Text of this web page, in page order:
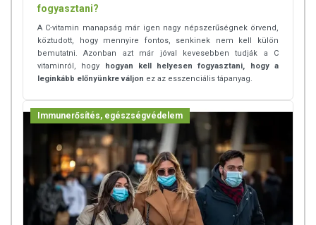
fogyasztani?
A C-vitamin manapság már igen nagy népszerűségnek örvend,
köztudott, hogy mennyire fontos, senkinek nem kell külön
bemutatni. Azonban azt már jóval kevesebben tudják a C
vitaminról, hogy
hogyan kell helyesen fogyasztani, hogy a
leginkább előnyünkre váljon ez az esszenciális tápanyag.
Immunerősítés, egészségvédelem